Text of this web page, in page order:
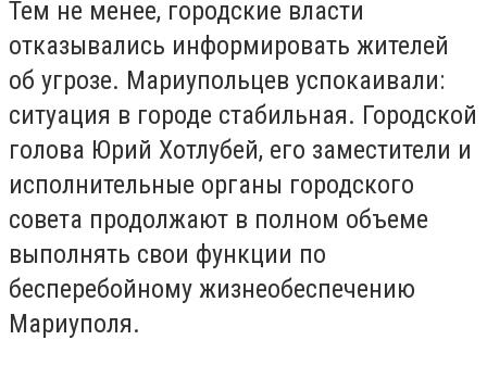
Тем не менее, городские власти
отказывались информировать жителей
об угрозе. Мариупольцев успокаивали:
ситуация в городе стабильная. Городской
голова Юрий Хотлубей, его заместители и
исполнительные органы городского
совета продолжают в полном объеме
выполнять свои функции по
бесперебойному жизнеобеспечению
Мариуполя.